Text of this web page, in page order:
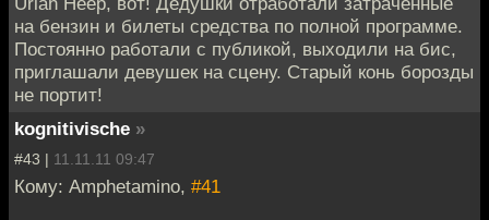
на бензин и билеты средства по полной программе.
Постоянно работали с публикой, выходили на бис,
приглашали девушек на сцену. Старый конь борозды
не портит!
kognitivische »
#43 | 11.11.11 09:47
Кому: Amphetamino, #41